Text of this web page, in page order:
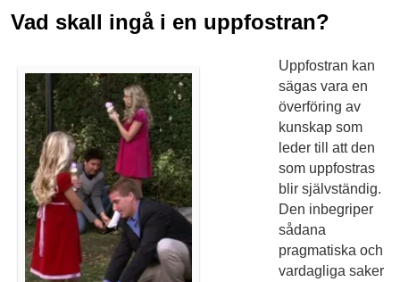
Vad skall ingå i en uppfostran?
Uppfostran kan
sägas vara en
överföring av
kunskap som
leder till att den
som uppfostras
blir självständig.
Den inbegriper
sådana
pragmatiska och
vardagliga saker